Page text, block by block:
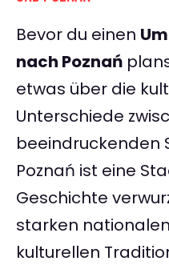
Bevor du einen
nach Poznań
etwas über die
Unterschiede
beeindruckenden
Poznań ist eine
Geschichte
starken
kulturellen